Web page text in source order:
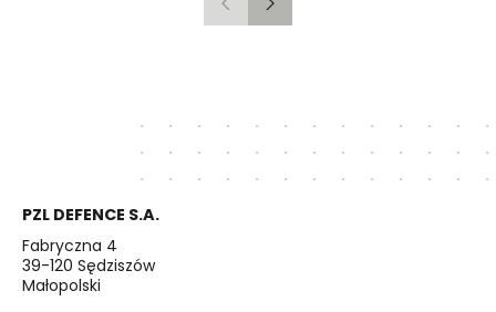
PoprzedniNastępny
PZL DEFENCE S.A.
Fabryczna 4
39-120 Sędziszów
Małopolski